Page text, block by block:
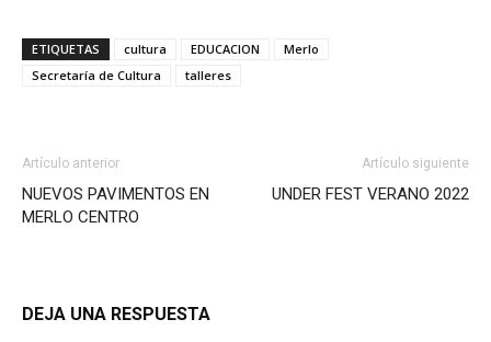
ETIQUETAS cultura EDUCACION
Merlo
Secretaría de Cultura
talleres
Artículo anterior
NUEVOS PAVIMENTOS EN
MERLO CENTRO
Artículo siguiente
UNDER FEST VERANO 2022
DEJA UNA RESPUESTA